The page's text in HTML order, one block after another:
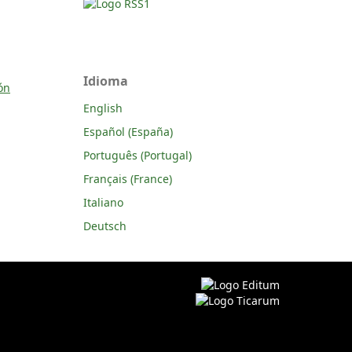
Idioma
English
Español (España)
Português (Portugal)
Français (France)
Italiano
Deutsch